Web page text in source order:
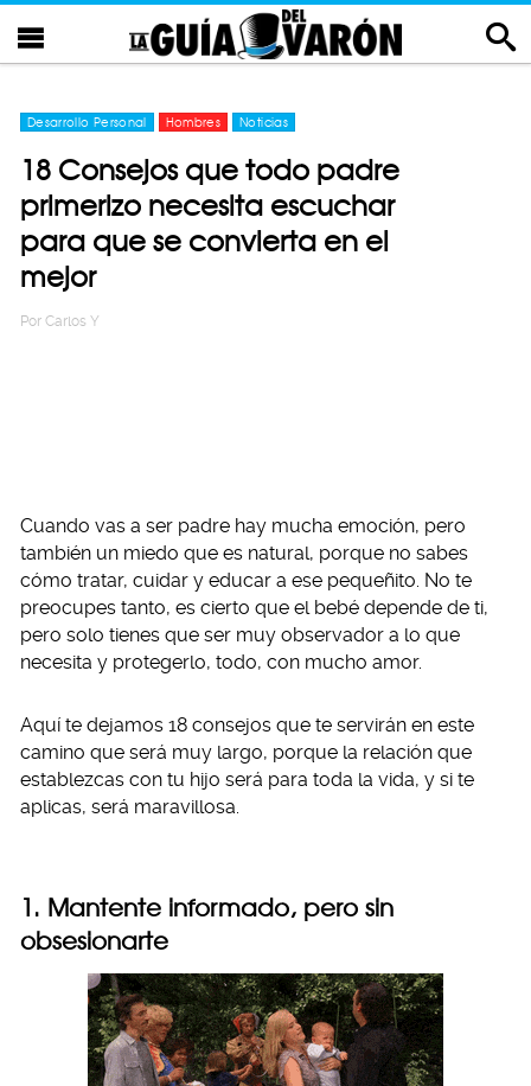
Desarrollo Personal Hombres Noticias
18 Consejos que todo padre
primerizo necesita escuchar
para que se convierta en el
mejor
Por Carlos Y
Cuando vas a ser padre hay mucha emoción, pero
también un miedo que es natural, porque no sabes
cómo tratar, cuidar y educar a ese pequeñito. No te
preocupes tanto, es cierto que el bebé depende de ti,
pero solo tienes que ser muy observador a lo que
necesita y protegerlo, todo, con mucho amor.
Aquí te dejamos 18 consejos que te servirán en este
camino que será muy largo, porque la relación que
establezcas con tu hijo será para toda la vida, y si te
aplicas, será maravillosa.
1. Mantente informado, pero sin
obsesionarte